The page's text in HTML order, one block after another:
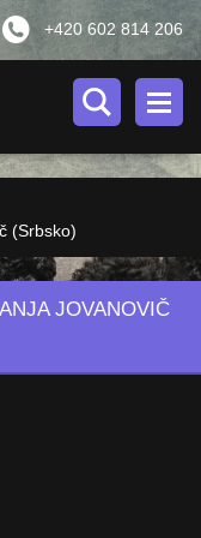
+420 602 814 206
(Srbsko)
JOVANOVIČ